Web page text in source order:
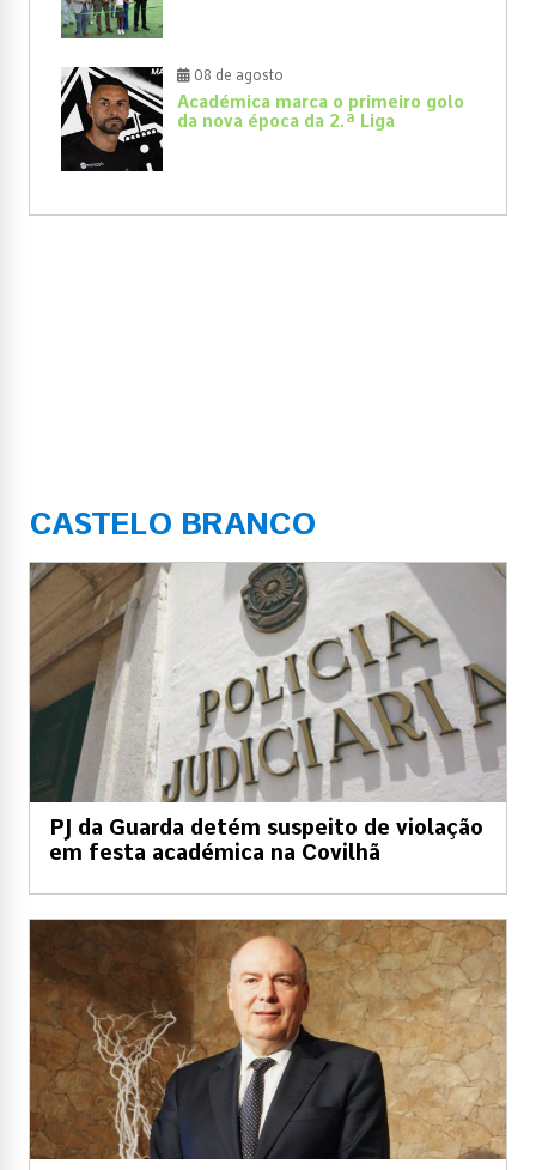
08 de agosto
Académica marca o primeiro golo
da nova época da 2.ª Liga
CASTELO BRANCO
PJ da Guarda detém suspeito de violação
em festa académica na Covilhã